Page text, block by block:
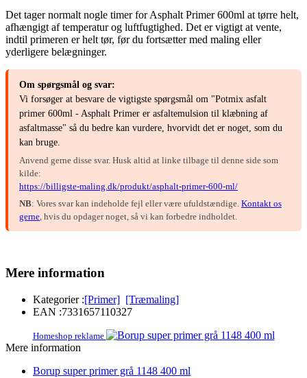
Det tager normalt nogle timer for Asphalt Primer 600ml at tørre helt,
afhængigt af temperatur og luftfugtighed. Det er vigtigt at vente,
indtil primeren er helt tør, før du fortsætter med maling eller
yderligere belægninger.
Om spørgsmål og svar:
Vi forsøger at besvare de vigtigste spørgsmål om "Potmix asfalt
primer 600ml - Asphalt Primer er asfaltemulsion til klæbning af
asfaltmasse" så du bedre kan vurdere, hvorvidt det er noget, som du
kan bruge.
Anvend gerne disse svar. Husk altid at linke tilbage til denne side som
kilde:
https://billigste-maling.dk/produkt/asphalt-primer-600-ml/
NB: Vores svar kan indeholde fejl eller være ufuldstændige. Kontakt os
gerne, hvis du opdager noget, så vi kan forbedre indholdet.
Mere information
Kategorier :[Primer] [Træmaling]
EAN :7331657110327
Homeshop reklame
Mere information
Borup super primer grå 1148 400 ml